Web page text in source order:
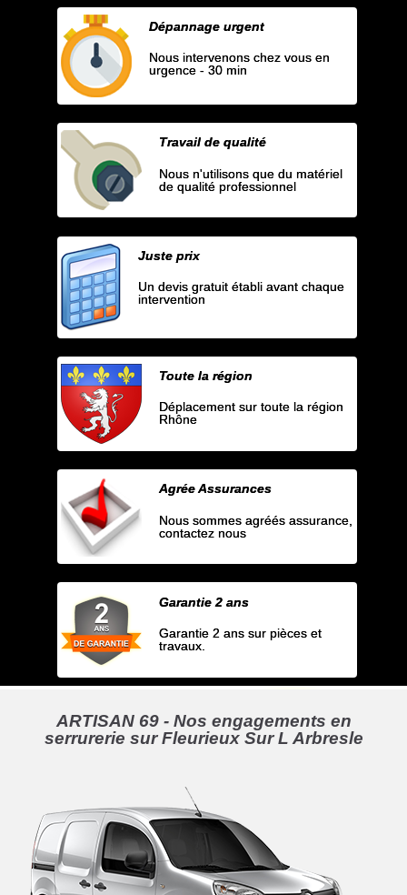
Dépannage urgent
Nous intervenons chez vous en
urgence - 30 min
Travail de qualité
Nous n'utilisons que du matériel
de qualité professionnel
Juste prix
Un devis gratuit établi avant chaque
intervention
Toute la région
Déplacement sur toute la région
Rhône
Agrée Assurances
Nous sommes agréés assurance,
contactez nous
Garantie 2 ans
Garantie 2 ans sur pièces et
travaux.
ARTISAN 69 - Nos engagements en
serrurerie sur Fleurieux Sur L Arbresle